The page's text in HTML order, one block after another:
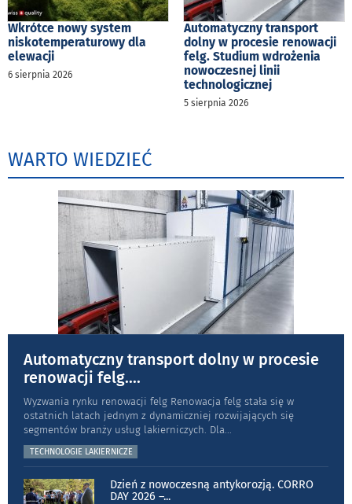
Wkrótce nowy system
niskotemperaturowy dla
elewacji
6 sierpnia 2026
Automatyczny transport
dolny w procesie renowacji
felg. Studium wdrożenia
nowoczesnej linii
technologicznej
5 sierpnia 2026
WARTO WIEDZIEĆ
Automatyczny transport dolny w procesie
renowacji felg....
Wyzwania rynku renowacji felg Renowacja felg stała się w
ostatnich latach jednym z dynamiczniej rozwijających się
segmentów branży usług lakierniczych. Dla
TECHNOLOGIE LAKIERNICZE
Dzień z nowoczesną antykorozją. CORRO
DAY 2026 –...